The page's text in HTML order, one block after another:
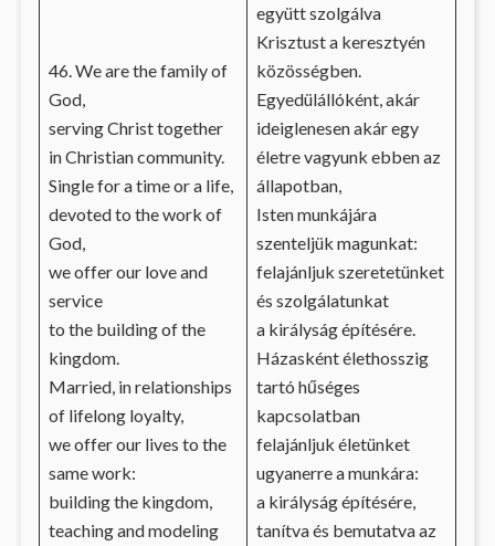
46. We are the family of
God,
serving Christ together
in Christian community.
Single for a time or a life,
devoted to the work of
God,
we offer our love and
service
to the building of the
kingdom.
Married, in relationships
of lifelong loyalty,
we offer our lives to the
same work:
building the kingdom,
teaching and modeling
együtt szolgálva
Krisztust a keresztyén
közösségben.
Egyedülállóként, akár
ideiglenesen akár egy
életre vagyunk ebben az
állapotban,
Isten munkájára
szenteljük magunkat:
felajánljuk szeretetünket
és szolgálatunkat
a királyság építésére.
Házasként élethosszig
tartó hűséges
kapcsolatban
felajánljuk életünket
ugyanerre a munkára:
a királyság építésére,
tanítva és bemutatva az